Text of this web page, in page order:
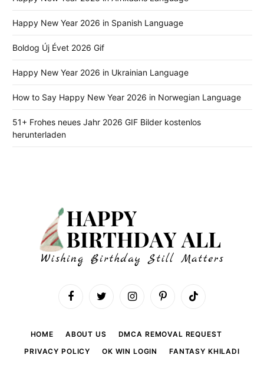
Happy New Year 2026 in Spanish Language
Boldog Új Évet 2026 Gif
Happy New Year 2026 in Ukrainian Language
How to Say Happy New Year 2026 in Norwegian Language
51+ Frohes neues Jahr 2026 GIF Bilder kostenlos
herunterladen
FacebookTwitter InstagramPinterestTikTok
HOME ABOUT US
DMCA REMOVAL REQUEST
PRIVACY POLICY
OK WIN LOGIN FANTASY KHILADI